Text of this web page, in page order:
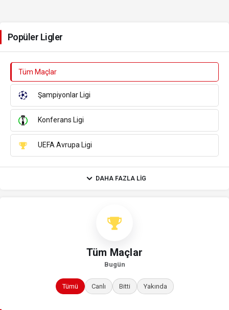
Popüler Ligler
Tüm Maçlar
Şampiyonlar Ligi
Konferans Ligi
UEFA Avrupa Ligi
DAHA FAZLA LIG
Tüm Maçlar
Bugün
Tümü Canlı Bitti Yakında